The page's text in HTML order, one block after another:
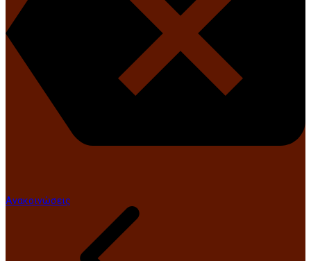
Ανακοινώσεις